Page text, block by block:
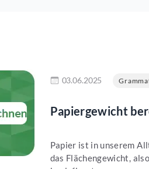
03.06.2025
Papiergewicht
Papier ist in unserem
das Flächengewicht,